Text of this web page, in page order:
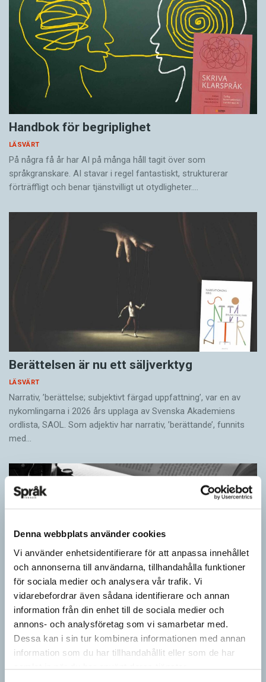
Denna webbplats använder cookies
Vi använder enhetsidentifierare för att anpassa innehållet
och annonserna till användarna, tillhandahålla funktioner
för sociala medier och analysera vår trafik. Vi
vidarebefordrar även sådana identifierare och annan
information från din enhet till de sociala medier och
annons- och analysföretag som vi samarbetar med.
Dessa kan i sin tur kombinera informationen med annan
information som du har tillhandahållit eller som de har
samlat in när du har använt deras tjänster.
Handbok för begriplighet
LÄSVÄRT
På några få år har AI på många håll tagit över som
språkgranskare. AI stavar i regel fantastiskt, strukturerar
förträffligt och benar tjänstvilligt ut otydligheter.…
Berättelsen är nu ett säljverktyg
LÄSVÄRT
Narrativ, ’berättelse; subjektivt färgad uppfattning’, var en av
nykomlingarna i 2026 års upplaga av Svenska Akademiens
ordlista, SAOL. Som adjektiv har narrativ, ’berättande’, funnits
med…
Egna tankar om andras skrivande
LÄSVÄRT
I boken Om skrivande slår psykoanalytikern Per Magnus